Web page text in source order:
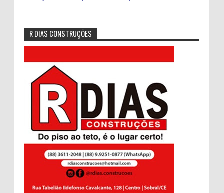
R DIAS CONSTRUÇÕES